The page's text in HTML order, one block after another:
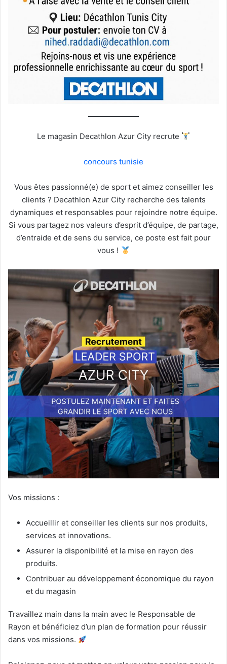
Le magasin Decathlon Azur City recrute
concours tunisie
Vous êtes passionné(e) de sport et aimez conseiller les
clients ? Decathlon Azur City recherche des talents
dynamiques et responsables pour rejoindre notre équipe.
Si vous partagez nos valeurs d’esprit d’équipe, de partage,
d’entraide et de sens du service, ce poste est fait pour
vous !
Vos missions :
Accueillir et conseiller les clients sur nos produits,
services et innovations.
Assurer la disponibilité et la mise en rayon des
produits.
Contribuer au développement économique du rayon
et du magasin
Travaillez main dans la main avec le Responsable de
Rayon et bénéficiez d’un plan de formation pour réussir
dans vos missions.